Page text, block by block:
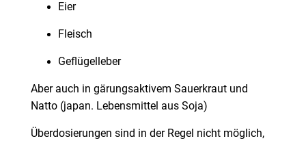
Eier
Fleisch
Geflügelleber
Aber auch in gärungsaktivem Sauerkraut und
Natto (japan. Lebensmittel aus Soja)
Überdosierungen sind in der Regel nicht möglich,